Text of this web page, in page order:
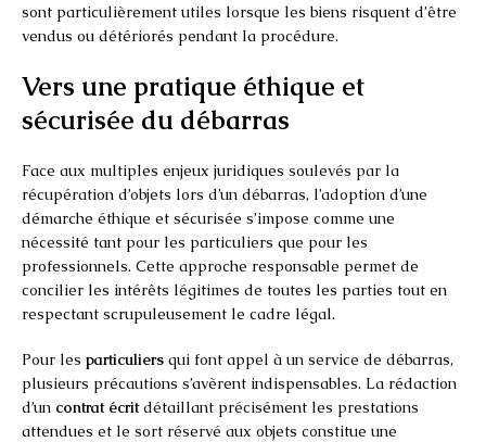
sont particulièrement utiles lorsque les biens risquent d’être
vendus ou détériorés pendant la procédure.
Vers une pratique éthique et
sécurisée du débarras
Face aux multiples enjeux juridiques soulevés par la
récupération d’objets lors d’un débarras, l’adoption d’une
démarche éthique et sécurisée s’impose comme une
nécessité tant pour les particuliers que pour les
professionnels. Cette approche responsable permet de
concilier les intérêts légitimes de toutes les parties tout en
respectant scrupuleusement le cadre légal.
Pour les particuliers qui font appel à un service de débarras,
plusieurs précautions s’avèrent indispensables. La rédaction
d’un contrat écritdétaillant précisément les prestations
attendues et le sort réservé aux objets constitue une